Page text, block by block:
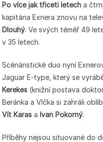
Po více jak třiceti letech a
kapitána Exnera znovu na
Dlouhý. Ve svých téměř 49
v 35 letech.
Scénáristické duo nyní
Jaguar E-type, který se
Kerekes (knižní postava
Beránka a Vlčka si zahráli
Vít Karas a Ivan Pokorný.
Příběhy nejsou situované do